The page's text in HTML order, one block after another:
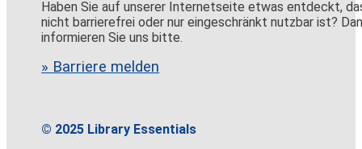
Haben Sie auf unserer Internetseite etwas entdeckt,
nicht barrierefrei oder nur eingeschränkt nutzbar ist?
informieren Sie uns bitte.
» Barriere melden
© 2025 Library Essentials